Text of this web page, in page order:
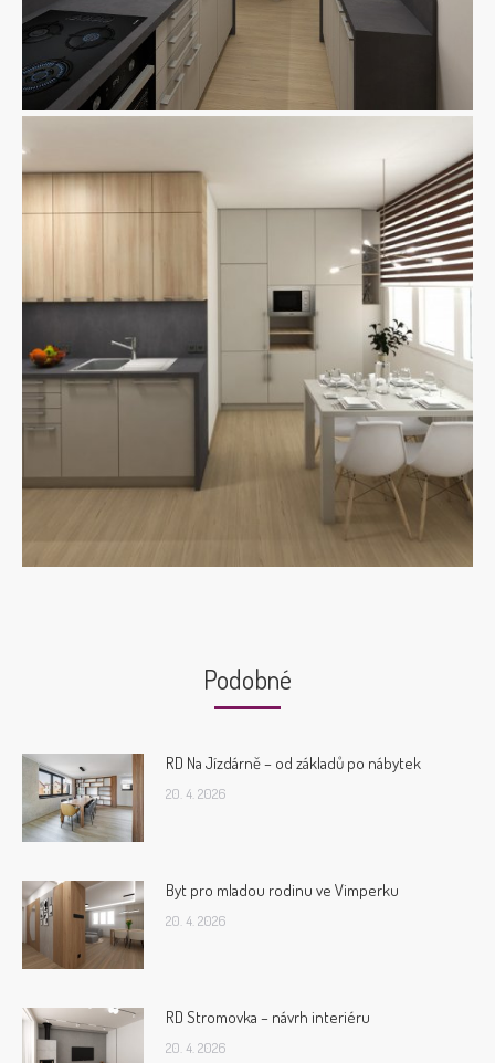
Podobné
RD Na Jízdárně – od základů po nábytek
20. 4. 2026
Byt pro mladou rodinu ve Vimperku
20. 4. 2026
RD Stromovka – návrh interiéru
20. 4. 2026